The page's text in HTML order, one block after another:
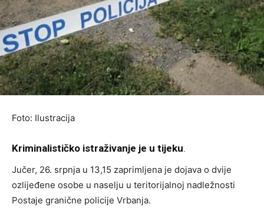
Foto: Ilustracija
Kriminalističko istraživanje je u tijeku.
Jučer, 26. srpnja u 13,15 zaprimljena je dojava o dvije
ozlijeđene osobe u naselju u teritorijalnoj nadležnosti
Postaje granične policije Vrbanja.